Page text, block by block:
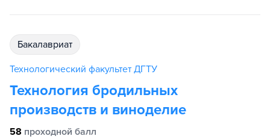
бакалавриат
Технологический факультет ДГТУ
Технология бродильных
производств и виноделие
58 проходной балл